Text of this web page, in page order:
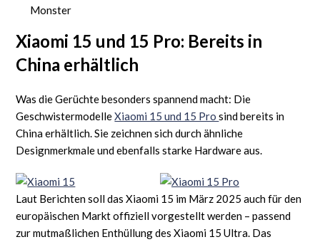
Monster
Xiaomi 15 und 15 Pro: Bereits in
China erhältlich
Was die Gerüchte besonders spannend macht: Die
GeschwistermodelleXiaomi 15 und 15 Prosind bereits in
China erhältlich. Sie zeichnen sich durch ähnliche
Designmerkmale und ebenfalls starke Hardware aus.
Laut Berichten soll das Xiaomi 15 im März 2025 auch für den
europäischen Markt offiziell vorgestellt werden – passend
zur mutmaßlichen Enthüllung des Xiaomi 15 Ultra. Das